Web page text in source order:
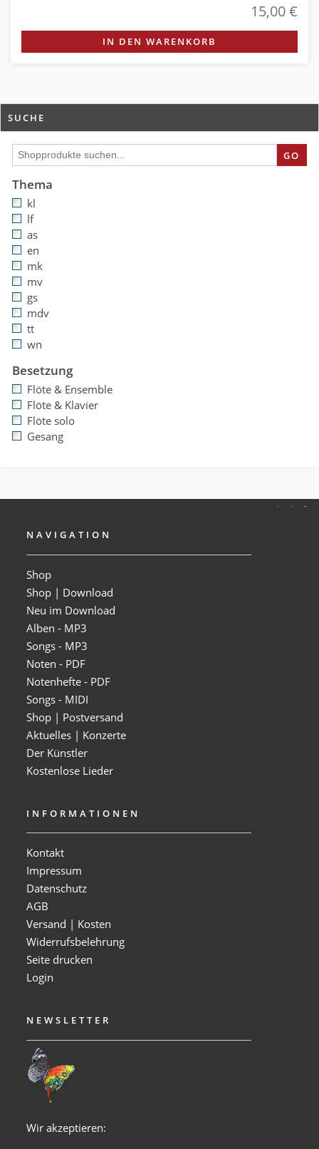
15,00 €
IN DEN WARENKORB
SUCHE
GO
Thema
kl
lf
as
en
mk
mv
gs
mdv
tt
wn
Besetzung
Flöte & Ensemble
Flöte & Klavier
Flöte solo
Gesang
NAVIGATION
Shop
Shop | Download
Neu im Download
Alben - MP3
Songs - MP3
Noten - PDF
Notenhefte - PDF
Songs - MIDI
Shop | Postversand
Aktuelles | Konzerte
Der Künstler
Kostenlose Lieder
INFORMATIONEN
Kontakt
Impressum
Datenschutz
AGB
Versand | Kosten
Widerrufsbelehrung
Seite drucken
Login
NEWSLETTER
Wir akzeptieren: